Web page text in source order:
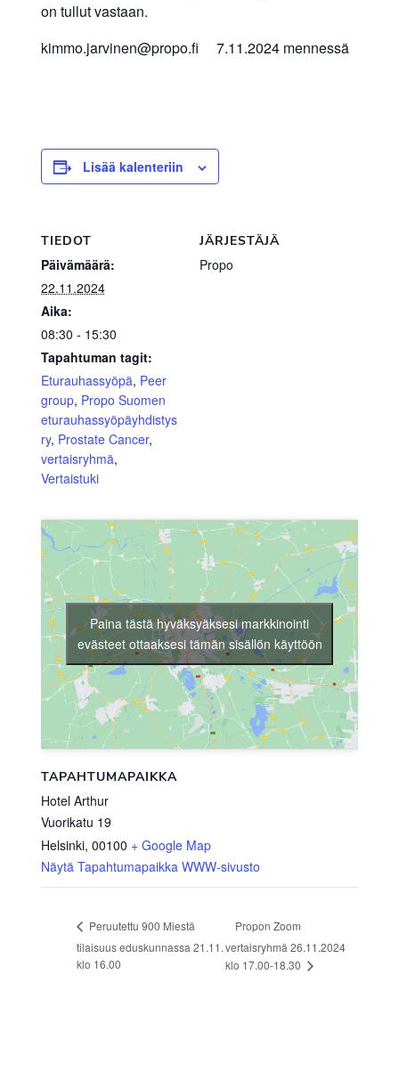
on tullut vastaan.
kimmo.jarvinen@propo.fi 7.11.2024 mennessä
Lisää kalenteriin
TIEDOT
Päivämäärä:
22.11.2024
Aika:
08:30 - 15:30
Tapahtuman tagit:
Eturauhassyöpä, Peer
group, Propo Suomen
eturauhassyöpäyhdistys
ry, Prostate Cancer,
vertaisryhmä,
Vertaistuki
JÄRJESTÄJÄ
Propo
TAPAHTUMAPAIKKA
Hotel Arthur
Vuorikatu 19
Helsinki, 00100 + Google Map
Näytä Tapahtumapaikka WWW-sivusto
Paina tästä hyväksyäksesi markkinointi
evästeet ottaaksesi tämän sisällön käyttöön
Peruutettu 900 Miestä
tilaisuus eduskunnassa 21.11.
klo 16.00
Propon Zoom
vertaisryhmä 26.11.2024
klo 17.00-18.30